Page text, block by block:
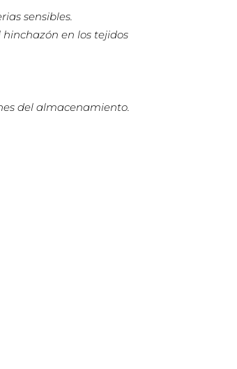
sensibles.
en los tejidos
del almacenamiento.